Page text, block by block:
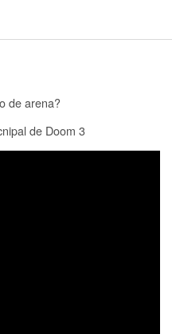
de arena?
de Doom 3